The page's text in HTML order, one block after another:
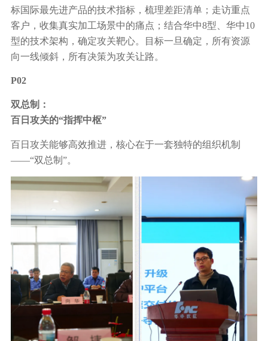
标国际最先进产品的技术指标，梳理差距清单；走访重点
客户，收集真实加工场景中的痛点；结合华中8型、华中10
型的技术架构，确定攻关靶心。目标一旦确定，所有资源
向一线倾斜，所有决策为攻关让路。
P02
双总制：
百日攻关的“指挥中枢”
百日攻关能够高效推进，核心在于一套独特的组织机制
——“双总制”。